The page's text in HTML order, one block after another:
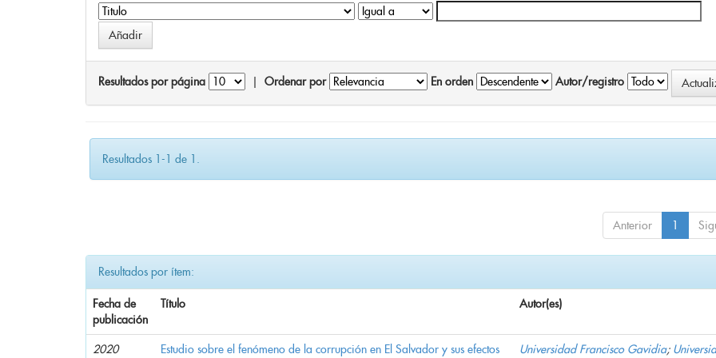
Resultados por página Ordenar por En orden Autor/registro
Resultados 1-1 de 1.
Anterior 1
Resultados por ítem:
Fecha de
publicación
Título Autor(es)
2020 Estudio sobre el fenómeno de la corrupción en El Salvador y sus efectos Universidad Francisco Gavidia;